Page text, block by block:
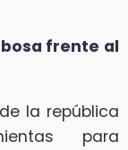
frente al
la república
para